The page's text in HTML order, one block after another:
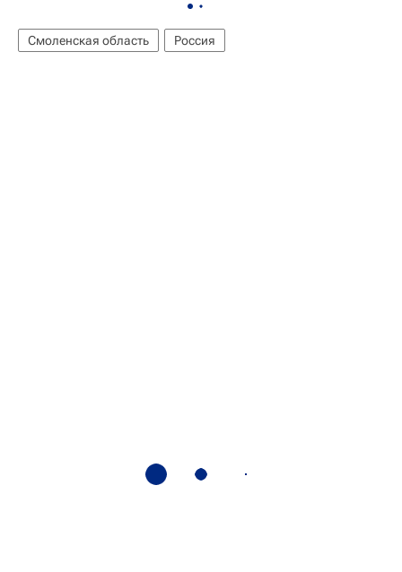
Смоленская область Россия